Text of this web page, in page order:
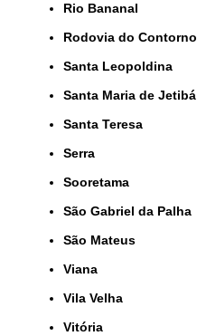
Rio Bananal
Rodovia do Contorno
Santa Leopoldina
Santa Maria de Jetibá
Santa Teresa
Serra
Sooretama
São Gabriel da Palha
São Mateus
Viana
Vila Velha
Vitória